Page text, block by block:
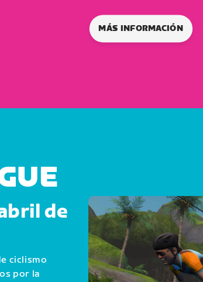
MÁS INFORMACIÓN
de
ciclismo
por la